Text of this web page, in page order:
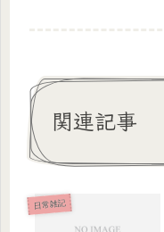
関連記事
日常雑記